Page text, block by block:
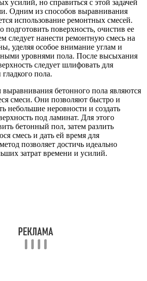
усилий, но справиться с этой задачей
Одним из способов выравнивания
использование ремонтных смесей.
подготовить поверхность, очистив ее
следует нанести ремонтную смесь на
уделяя особое внимание углам и
уровнями пола. После высыхания
следует шлифовать для
пола.
бетонного пола являются
смеси. Они позволяют быстро и
небольшие неровности и создать
под ламинат. Для этого
бетонный пол, затем разлить
смесь и дать ей время для
позволяет достичь идеально
затрат времени и усилий.